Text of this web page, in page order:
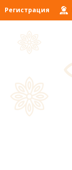
Регистрация